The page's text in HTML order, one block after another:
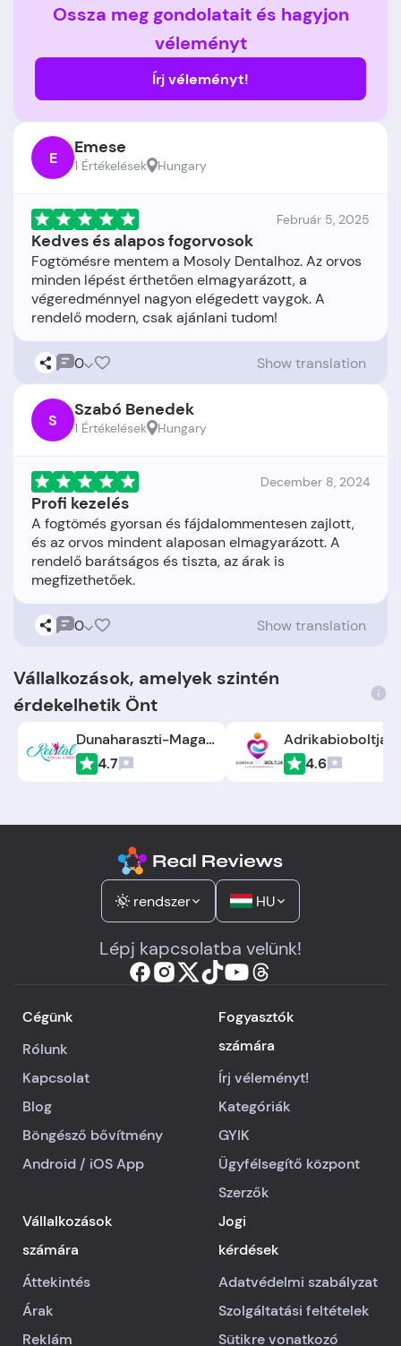
Ossza meg gondolatait és hagyjon
véleményt
Írj véleményt!
E Emese
1 Értékelések Hungary
Február 5, 2025
Kedves és alapos fogorvosok
Fogtömésre mentem a Mosoly Dentalhoz. Az orvos
minden lépést érthetően elmagyarázott, a
végeredménnyel nagyon elégedett vaygok. A
0 Show translation
S Szabó Benedek
1 Értékelések Hungary
December 8, 2024
Profi kezelés
A fogtömés gyorsan és fájdalommentesen zajlott,
és az orvos mindent alaposan elmagyarázott. A
rendelő barátságos és tiszta, az árak is
0 Show translation
Vállalkozások, amelyek szintén
érdekelhetik Önt
Dunaharaszti-Maganklinika
4.7
4.6
rendszer HU
Lépj kapcsolatba velünk!
Cégünk
Rólunk
Kapcsolat
Blog
Böngésző bővítmény
Android / iOSApp
Fogyasztók
számára
Írj véleményt!
Kategóriák
GYIK
Ügyfélsegítő központ
Szerzők
Vállalkozások
számára
Áttekintés
Árak
Reklám
Jogi
kérdések
Adatvédelmi szabályzat
Szolgáltatási feltételek
Sütikre vonatkozó